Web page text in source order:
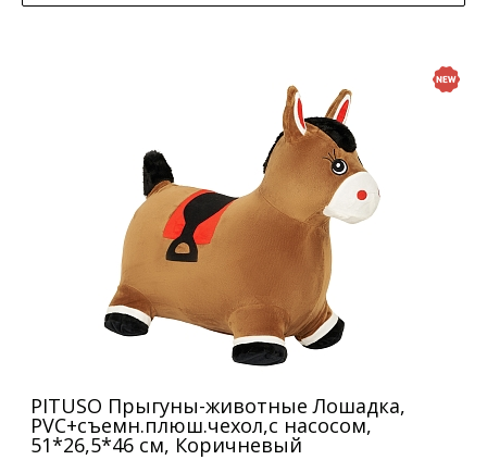
PITUSO Прыгуны-животные Лошадка,
PVC+съемн.плюш.чехол,с насосом,
51*26,5*46 см, Коричневый